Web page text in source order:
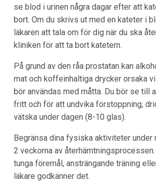
se blod i urinen några dagar efter att
bort. Om du skrivs ut med en kateter i
läkaren att tala om för dig när du ska
kliniken för att ta bort katetern.
På grund av den råa prostatan kan
mat och koffeinhaltiga drycker orsaka
bör användas med måtta. Du bör se till
fritt och för att undvika förstoppning,
vätska under dagen (8-10 glas).
Begränsa dina fysiska aktiviteter
2 veckorna av
tunga föremål, ansträngande träning
läkare godkänner det.